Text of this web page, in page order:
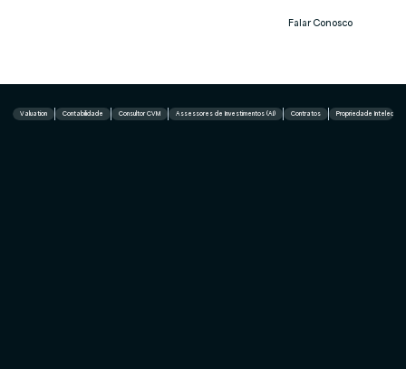
Falar Conosco
Valuation Contabilidade Consultor CVM Assessores de Investimentos (AI) Contratos Propriedade Intelectual